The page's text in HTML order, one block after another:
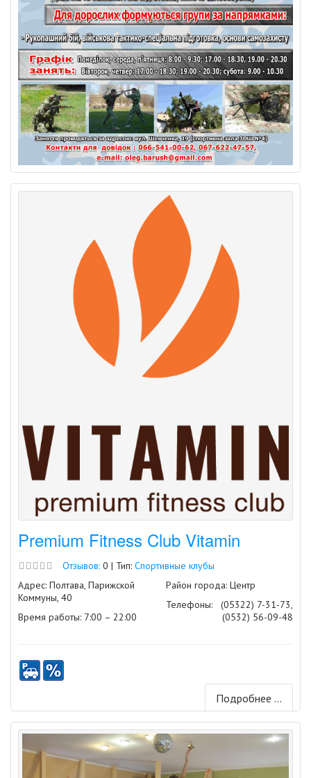
Premium Fitness Club Vitamin
Отзывов: 0 | Тип: Спортивные клубы
Адрес: Полтава, Парижской
Коммуны, 40
Время работы: 7:00 – 22:00
Район города: Центр
Телефоны:
(05322) 7-31-73,
(0532) 56-09-48
Подробнее ...